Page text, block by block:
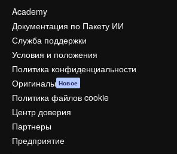
Academy
Документация по Пакету ИИ
Служба поддержки
Условия и положения
Политика конфиденциальности
Оригиналы Новое
Политика файлов cookie
Центр доверия
Партнеры
Предприятие